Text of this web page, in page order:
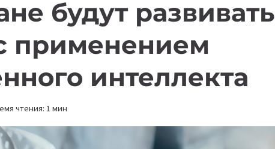
будут развивать
применением
интеллекта
чтения: 1 мин